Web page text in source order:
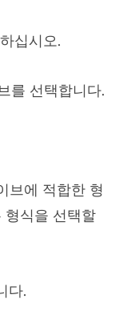
십시오.
를 선택합니다.
브에 적합한 형
형식을 선택할
다.